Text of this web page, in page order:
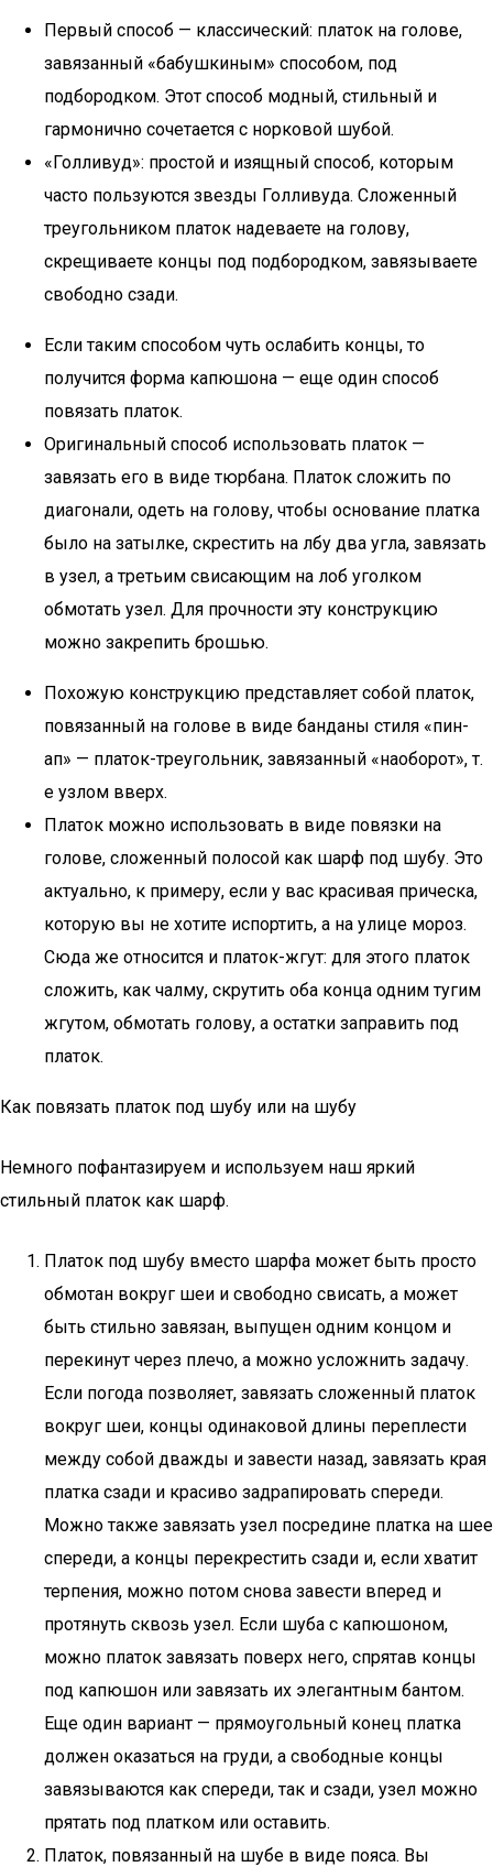
Первый способ — классический: платок на голове,
завязанный «бабушкиным» способом, под
подбородком. Этот способ модный, стильный и
гармонично сочетается с норковой шубой.
«Голливуд»: простой и изящный способ, которым
часто пользуются звезды Голливуда. Сложенный
треугольником платок надеваете на голову,
скрещиваете концы под подбородком, завязываете
свободно сзади.
Если таким способом чуть ослабить концы, то
получится форма капюшона — еще один способ
повязать платок.
Оригинальный способ использовать платок —
завязать его в виде тюрбана. Платок сложить по
диагонали, одеть на голову, чтобы основание платка
было на затылке, скрестить на лбу два угла, завязать
в узел, а третьим свисающим на лоб уголком
обмотать узел. Для прочности эту конструкцию
можно закрепить брошью.
Похожую конструкцию представляет собой платок,
повязанный на голове в виде банданы стиля «пин-
ап» — платок-треугольник, завязанный «наоборот», т.
е узлом вверх.
Платок можно использовать в виде повязки на
голове, сложенный полосой как шарф под шубу. Это
актуально, к примеру, если у вас красивая прическа,
которую вы не хотите испортить, а на улице мороз.
Сюда же относится и платок-жгут: для этого платок
сложить, как чалму, скрутить оба конца одним тугим
жгутом, обмотать голову, а остатки заправить под
платок.
Как повязать платок под шубу или на шубу
Немного пофантазируем и используем наш яркий
стильный платок как шарф.
Платок под шубу вместо шарфа может быть просто
обмотан вокруг шеи и свободно свисать, а может
быть стильно завязан, выпущен одним концом и
перекинут через плечо, а можно усложнить задачу.
Если погода позволяет, завязать сложенный платок
вокруг шеи, концы одинаковой длины переплести
между собой дважды и завести назад, завязать края
платка сзади и красиво задрапировать спереди.
Можно также завязать узел посредине платка на шее
спереди, а концы перекрестить сзади и, если хватит
терпения, можно потом снова завести вперед и
протянуть сквозь узел. Если шуба с капюшоном,
можно платок завязать поверх него, спрятав концы
под капюшон или завязать их элегантным бантом.
Еще один вариант — прямоугольный конец платка
должен оказаться на груди, а свободные концы
завязываются как спереди, так и сзади, узел можно
прятать под платком или оставить.
Платок, повязанный на шубе в виде пояса. Вы